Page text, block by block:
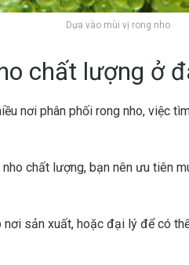
Dựa vào mùi vị rong nho
chất lượng ở
nơi phân phối rong nho, việc
chất lượng, bạn nên ưu tiên
nơi sản xuất, hoặc đại lý để có